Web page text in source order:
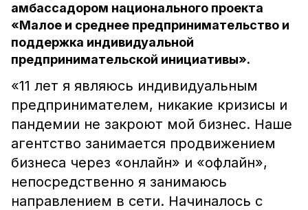
амбассадором национального проекта
«Малое и среднее предпринимательство и
поддержка индивидуальной
предпринимательской инициативы».
«11 лет я являюсь индивидуальным
предпринимателем, никакие кризисы и
пандемии не закроют мой бизнес. Наше
агентство занимается продвижением
бизнеса через «онлайн» и «офлайн»,
непосредственно я занимаюсь
направлением в сети. Начиналось с